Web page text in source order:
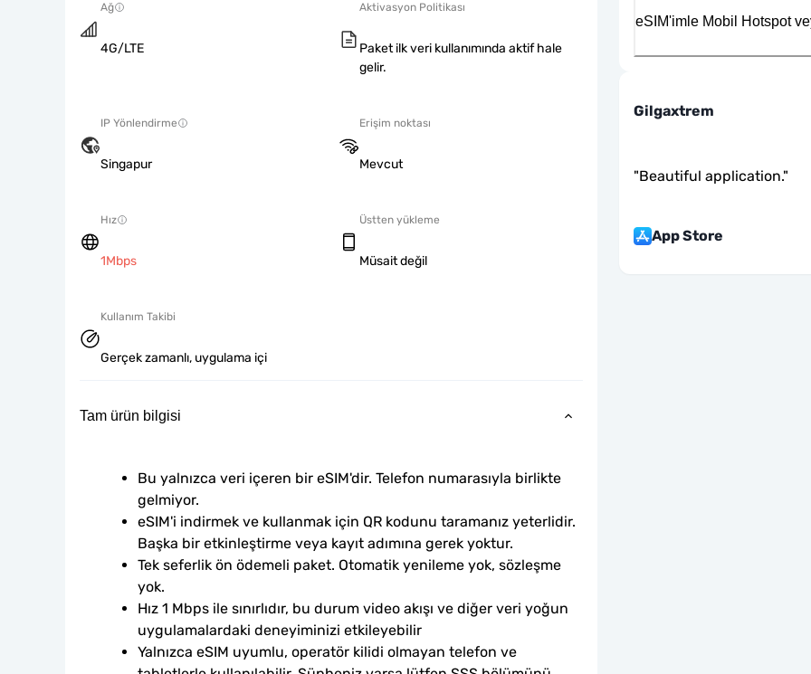
Ağ
4G/LTE
Aktivasyon Politikası
Paket ilk veri kullanımında aktif hale
gelir.
IP Yönlendirme
Singapur
Erişim noktası
Mevcut
Hız
1Mbps
Üstten yükleme
Müsait değil
Kullanım Takibi
Gerçek zamanlı, uygulama içi
Tam ürün bilgisi
Bu yalnızca veri içeren bir eSIM'dir. Telefon numarasıyla birlikte
gelmiyor.
eSIM'i indirmek ve kullanmak için QR kodunu taramanız yeterlidir.
Başka bir etkinleştirme veya kayıt adımına gerek yoktur.
Tek seferlik ön ödemeli paket. Otomatik yenileme yok, sözleşme
yok.
Hız 1 Mbps ile sınırlıdır, bu durum video akışı ve diğer veri yoğun
uygulamalardaki deneyiminizi etkileyebilir
Yalnızca eSIM uyumlu, operatör kilidi olmayan telefon ve
eSIM'imle Mobil Hotspot
Gilgaxtrem
"Beautiful application."
App Store